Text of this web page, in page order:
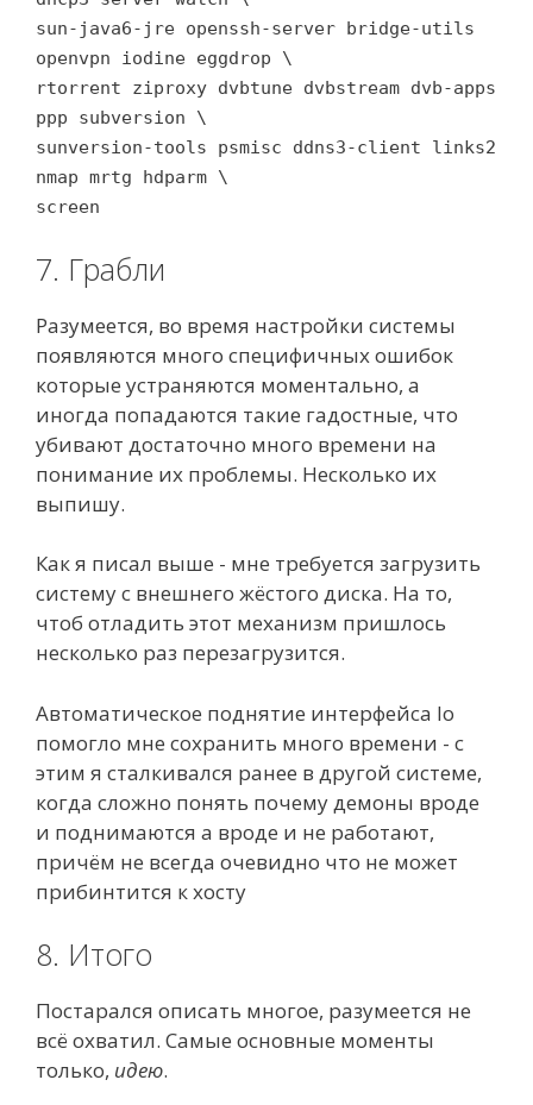
sun-java6-jre openssh-server bridge-utils
openvpn iodine eggdrop \
rtorrent ziproxy dvbtune dvbstream dvb-apps
ppp subversion \
sunversion-tools psmisc ddns3-client links2
nmap mrtg hdparm \
screen
7. Грабли
Разумеется, во время настройки системы
появляются много специфичных ошибок
которые устраняются моментально, а
иногда попадаются такие гадостные, что
убивают достаточно много времени на
понимание их проблемы. Несколько их
выпишу.
Как я писал выше - мне требуется загрузить
систему с внешнего жёстого диска. На то,
чтоб отладить этот механизм пришлось
несколько раз перезагрузится.
Автоматическое поднятие интерфейса lo
помогло мне сохранить много времени - с
этим я сталкивался ранее в другой системе,
когда сложно понять почему демоны вроде
и поднимаются а вроде и не работают,
причём не всегда очевидно что не может
прибинтится к хосту
8. Итого
Постарался описать многое, разумеется не
всё охватил. Самые основные моменты
только, идею.